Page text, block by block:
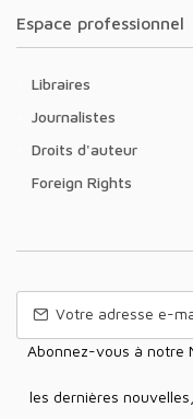
Espace professionnel
Libraires
Journalistes
Droits d'auteur
Foreign Rights
Abonnez-vous à notre Newsletter pour recevoir nos nouvelles
les dernières